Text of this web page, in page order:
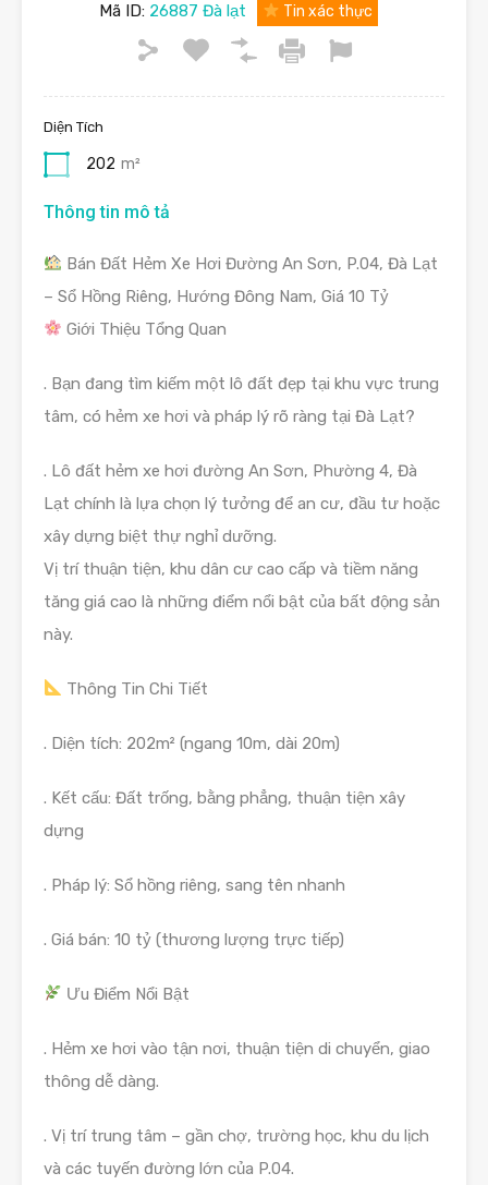
Mã ID: 26887 Đà lạt Tin xác thực
Diện Tích
202 m²
Thông tin mô tả
Bán Đất Hẻm Xe Hơi Đường An Sơn, P.04, Đà Lạt
– Sổ Hồng Riêng, Hướng Đông Nam, Giá 10 Tỷ
Giới Thiệu Tổng Quan
. Bạn đang tìm kiếm một lô đất đẹp tại khu vực trung
tâm, có hẻm xe hơi và pháp lý rõ ràng tại Đà Lạt?
. Lô đất hẻm xe hơi đường An Sơn, Phường 4, Đà
Lạt chính là lựa chọn lý tưởng để an cư, đầu tư hoặc
xây dựng biệt thự nghỉ dưỡng.
Vị trí thuận tiện, khu dân cư cao cấp và tiềm năng
tăng giá cao là những điểm nổi bật của bất động sản
này.
Thông Tin Chi Tiết
. Diện tích: 202m² (ngang 10m, dài 20m)
. Kết cấu: Đất trống, bằng phẳng, thuận tiện xây
dựng
. Pháp lý: Sổ hồng riêng, sang tên nhanh
. Giá bán: 10 tỷ (thương lượng trực tiếp)
Ưu Điểm Nổi Bật
. Hẻm xe hơi vào tận nơi, thuận tiện di chuyển, giao
thông dễ dàng.
. Vị trí trung tâm – gần chợ, trường học, khu du lịch
và các tuyến đường lớn của P.04.